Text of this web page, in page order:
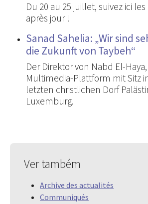
Du 20 au 25 juillet, suivez ici
après jour !
Sanad Sahelia: „Wir sind
die Zukunft von Taybeh“
Der Direktor von Nabd El-
Multimedia-Plattform mit Sitz
letzten christlichen Dorf
Luxemburg.
Ver também
Archive des actualités
Communiqués